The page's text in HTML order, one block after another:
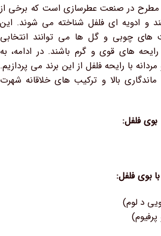
مطرح در صنعت عطرسازی است که برخی از
و ادویه‌ ای فلفل شناخته می‌ شوند. این
های چوبی و گل‌ ها می‌ توانند انتخابی
های قوی و گرم باشند. در ادامه، به
با رایحه فلفل از این برند می‌ پردازیم.
ماندگاری بالا و ترکیب‌ های خلاقانه شهرت
بوی فلفل:
بوی فلفل: